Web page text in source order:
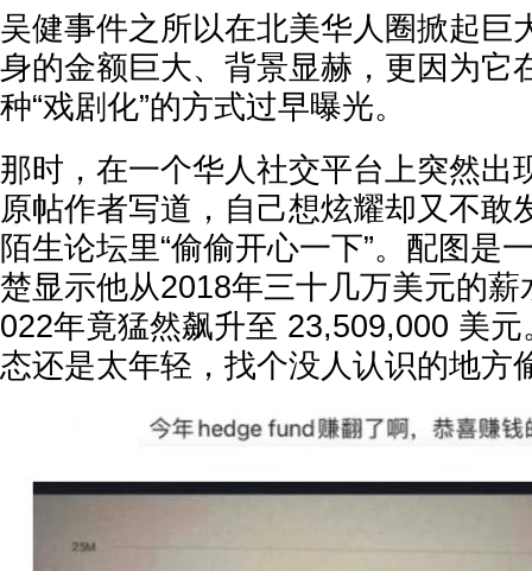
吴健事件之所以在北美华人圈掀起巨
身的金额巨大、背景显赫，更因为它
种“戏剧化”的方式过早曝光。
那时，在一个华人社交平台上突然出
原帖作者写道，自己想炫耀却又不敢
陌生论坛里“偷偷开心一下”。配图是
楚显示他从2018年三十几万美元的
022年竟猛然飙升至 23,509,000 美元
态还是太年轻，找个没人认识的地方